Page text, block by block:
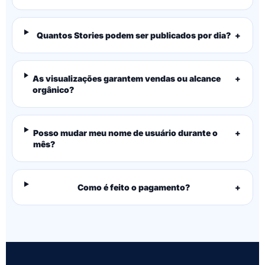
Quantos Stories podem ser publicados por dia? +
As visualizações garantem vendas ou alcance
orgânico?
+
Posso mudar meu nome de usuário durante o
mês?
+
Como é feito o pagamento? +